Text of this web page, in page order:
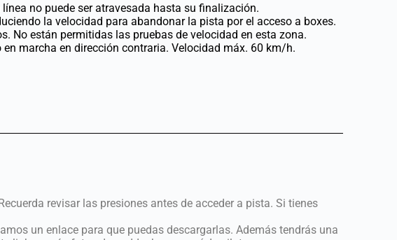
no puede ser atravesada hasta su finalización.
la velocidad para abandonar la pista por el acceso a boxes.
No están permitidas las pruebas de velocidad en esta zona.
marcha en dirección contraria. Velocidad máx. 60 km/h.
revisar las presiones antes de acceder a pista. Si tienes
un enlace para que puedas descargarlas. Además tendrás una